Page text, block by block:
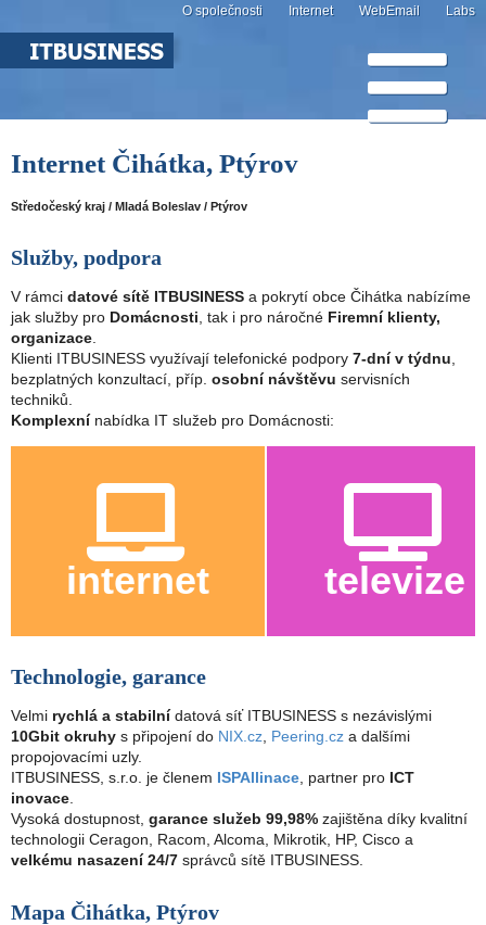
O společnosti Internet WebEmail Labs
Internet Čihátka, Ptýrov
Středočeský kraj / Mladá Boleslav / Ptýrov
Služby, podpora
V rámci datové sítě ITBUSINESS a pokrytí obce Čihátka nabízíme
jak služby pro Domácnosti , tak i pro náročné Firemní klienty,
organizace
Klienti ITBUSINESS využívají telefonické podpory 7-dní v týdnu
bezplatných konzultací, příp. osobní návštěvu servisních
techniků.
Komplexnínabídka IT služeb pro Domácnosti:
internet televize
Technologie, garance
Velmi rychlá a stabilnídatová síť ITBUSINESS s nezávislými
10Gbit okruhy s připojení do NIX.cz, Peering.cz a dalšími
propojovacími uzly.
ITBUSINESS, s.r.o. je členem ISPAllinace, partner pro ICT
inovace.
Vysoká dostupnost, garance služeb 99,98% zajištěna díky kvalitní
technologii Ceragon, Racom, Alcoma, Mikrotik, HP, Cisco a
velkému nasazení 24/7 správců sítě ITBUSINESS.
Mapa Čihátka, Ptýrov